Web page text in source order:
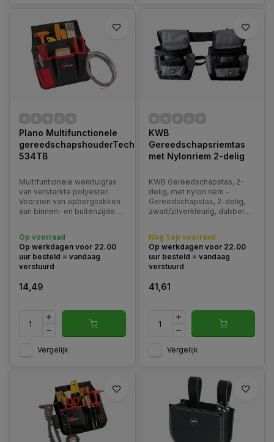
Plano Multifunctionele
gereedschapshouderTechnics
534TB
Multifuntionele werktuigtas
van versterkte polyester.
Voorzien van opbergvakken
aan binnen- en buitenzijde
riem type 530TB.
Op voorraad
Op werkdagen voor 22.00
uur besteld = vandaag
verstuurd
14,49
Vergelijk
KWB
Gereedschapsriemtas
met Nylonriem 2-delig
KWB Gereedschapstas, 2-
delig, met nylon riem -
Gereedschapstas, 2-delig,
zwart/zilverkleurig, dubbele
(Lengte 75-135 x 5 cm).
Nog 1 op voorraad
Op werkdagen voor 22.00
uur besteld = vandaag
verstuurd
41,61
Vergelijk